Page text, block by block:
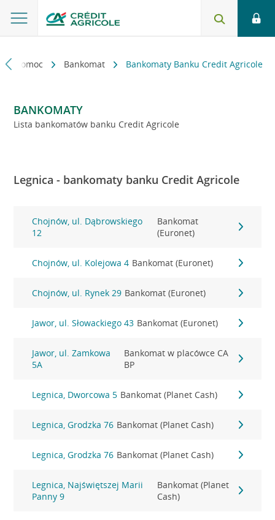
i pomoc Bankomat Bankomaty Banku Credit Agricole
BANKOMATY
Lista bankomatów banku Credit Agricole
Legnica - bankomaty banku Credit Agricole
Chojnów, ul. Dąbrowskiego
12
Bankomat
(Euronet)
Chojnów, ul. Kolejowa 4 Bankomat (Euronet)
Chojnów, ul. Rynek 29 Bankomat (Euronet)
Jawor, ul. Słowackiego 43 Bankomat (Euronet)
Jawor, ul. Zamkowa
5A
Bankomat w placówce CA
BP
Legnica, Dworcowa 5 Bankomat (Planet Cash)
Legnica, Grodzka 76 Bankomat (Planet Cash)
Legnica, Grodzka 76 Bankomat (Planet Cash)
Legnica, Najświętszej Marii
Panny 9
Bankomat (Planet
Cash)